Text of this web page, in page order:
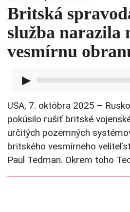
Britská
služba narazila
vesmírnu
▶
USA, 7. októbra 2025 –
pokúsilo rušiť britské
určitých pozemných
britského vesmírneho
Paul Tedman. Okrem toho